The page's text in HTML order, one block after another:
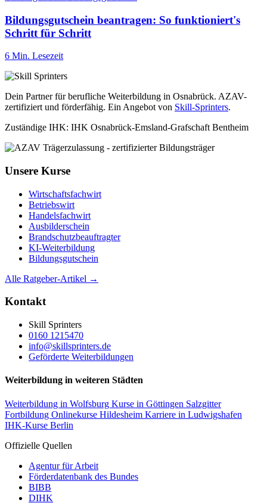
Bildungsgutschein beantragen: So funktioniert's
Schritt für Schritt
6 Min. Lesezeit
Dein Partner für berufliche Weiterbildung in Osnabrück. AZAV-
zertifiziert und förderfähig. Ein Angebot von Skill-Sprinters.
Zuständige IHK: IHK Osnabrück-Emsland-Grafschaft Bentheim
Unsere Kurse
Wirtschaftsfachwirt
Betriebswirt
Handelsfachwirt
Ausbilderschein
Brandschutzbeauftragter
KI-Weiterbildung
Bildungsgutschein
Alle Ratgeber-Artikel →
Kontakt
Skill Sprinters
0160 1215470
info@skillsprinters.de
Geförderte Weiterbildungen
Weiterbildung in weiteren Städten
Weiterbildung in Wolfsburg Kurse in Göttingen Salzgitter
Fortbildung Onlinekurse Hildesheim Karriere in Ludwigshafen
IHK-Kurse Berlin
Offizielle Quellen
Agentur für Arbeit
Förderdatenbank des Bundes
BIBB
DIHK